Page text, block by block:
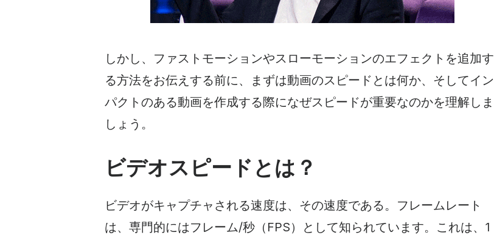
しかし、ファストモーションやスローモーションのエフェクトを追加す
る方法をお伝えする前に、まずは動画のスピードとは何か、そしてイン
パクトのある動画を作成する際になぜスピードが重要なのかを理解しま
しょう。
ビデオスピードとは？
ビデオがキャプチャされる速度は、その速度である。フレームレート
は、専門的にはフレーム/秒（FPS）として知られています。これは、1